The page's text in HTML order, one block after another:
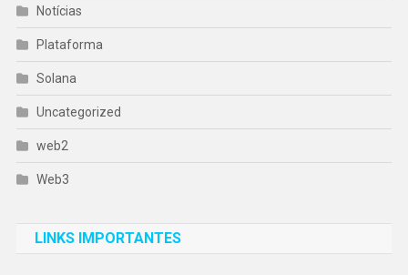
Notícias
Plataforma
Solana
Uncategorized
web2
Web3
LINKS IMPORTANTES